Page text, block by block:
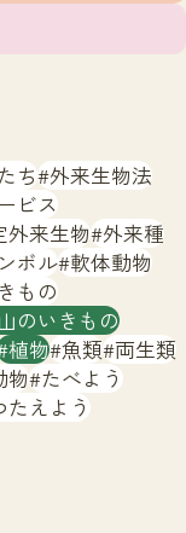
とは
ち 外来生物法
ビス
外来生物 外来種
ボル 軟体動物
もの
山のいきもの
植物 魚類 両生類
物 たべよう
たえよう